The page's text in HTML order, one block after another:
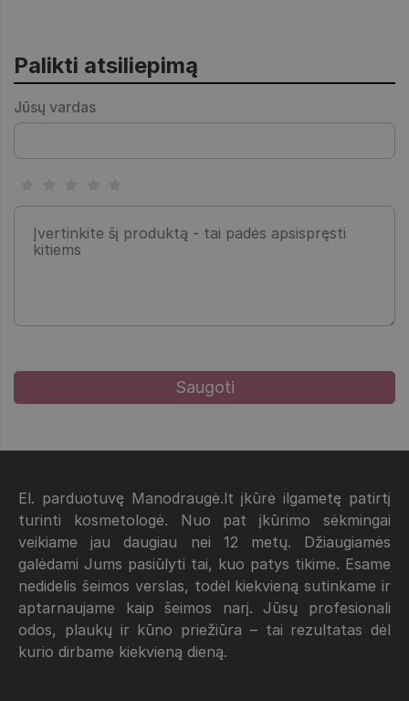
Palikti atsiliepimą
Jūsų vardas
El. parduotuvę Manodraugė.lt įkūrė ilgametę patirtį
turinti kosmetologė. Nuo pat įkūrimo sėkmingai
veikiame jau daugiau nei 12 metų. Džiaugiamės
galėdami Jums pasiūlyti tai, kuo patys tikime. Esame
nedidelis šeimos verslas, todėl kiekvieną sutinkame ir
aptarnaujame kaip šeimos narį. Jūsų profesionali
odos, plaukų ir kūno priežiūra – tai rezultatas dėl
kurio dirbame kiekvieną dieną.